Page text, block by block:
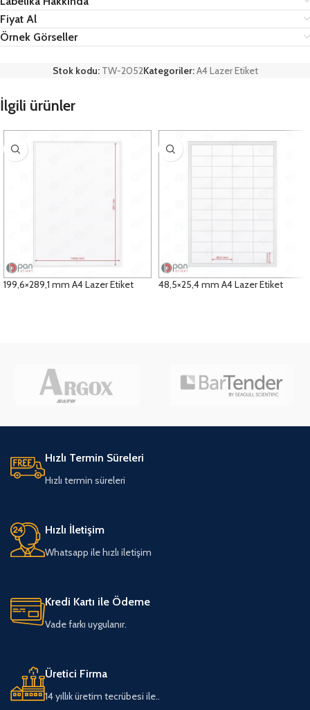
Fiyat Al
Örnek Görseller
Stok kodu: TW-2052Kategoriler:A4 Lazer Etiket
İlgili ürünler
199,6×289,1 mm A4 Lazer Etiket 48,5×25,4 mm A4 Lazer Etiket
Hızlı Termin Süreleri
Hızlı termin süreleri
Hızlı İletişim
Whatsapp ile hızlı iletişim
Kredi Kartı ile Ödeme
Vade farkı uygulanır.
Üretici Firma
14 yıllık üretim tecrübesi ile..